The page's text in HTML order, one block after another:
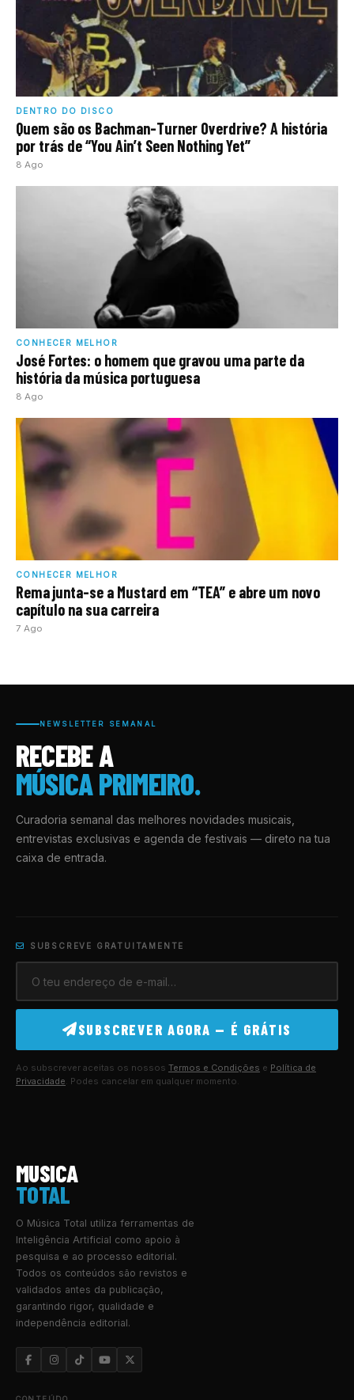
DENTRO DO DISCO
Quem são os Bachman-Turner Overdrive? A história
por trás de “You Ain’t Seen Nothing Yet”
8 Ago
CONHECER MELHOR
José Fortes: o homem que gravou uma parte da
história da música portuguesa
8 Ago
CONHECER MELHOR
Rema junta-se a Mustard em “TEA” e abre um novo
capítulo na sua carreira
7 Ago
NEWSLETTER SEMANAL
RECEBE A
MÚSICA PRIMEIRO.
Curadoria semanal das melhores novidades musicais,
entrevistas exclusivas e agenda de festivais — direto na tua
caixa de entrada.
SUBSCREVE GRATUITAMENTE
SUBSCREVER AGORA — É GRÁTIS
Ao subscrever aceitas os nossos Termos e Condições e Política de
Privacidade. Podes cancelar em qualquer momento.
MUSICA
TOTAL
O Música Total utiliza ferramentas de
Inteligência Artificial como apoio à
pesquisa e ao processo editorial.
Todos os conteúdos são revistos e
validados antes da publicação,
garantindo rigor, qualidade e
independência editorial.